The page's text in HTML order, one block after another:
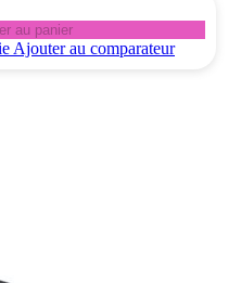
au panier
Ajouter au comparateur